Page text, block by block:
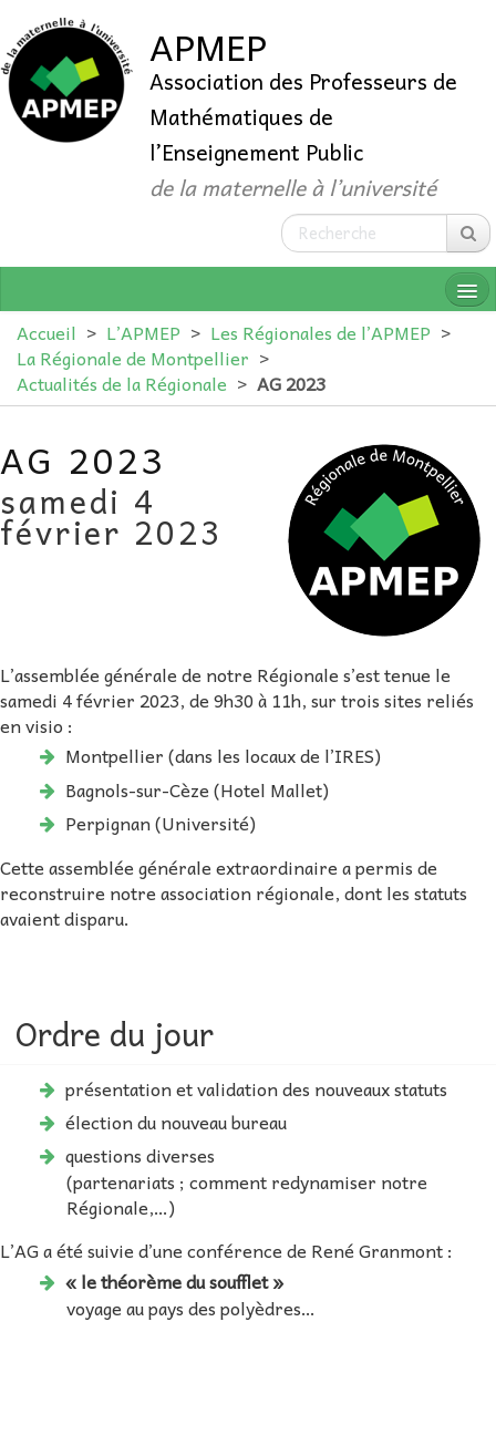
APMEP
Association des Professeurs de
Mathématiques de
l’Enseignement Public
de la maternelle à l’université
QUI SOMMES-NOUS ?
ADHÉRER
AU FIL DES MATHS
Accueil > L’APMEP > Les Régionales de l’APMEP >
La Régionale de Montpellier >
Actualités de la Régionale > AG 2023
AG 2023
samedi 4
février 2023
L’assemblée générale de notre Régionale s’est tenue le
samedi 4 février 2023, de 9h30 à 11h, sur trois sites reliés
en visio :
Montpellier (dans les locaux de l’IRES)
Bagnols-sur-Cèze (Hotel Mallet)
Perpignan (Université)
Cette assemblée générale extraordinaire a permis de
reconstruire notre association régionale, dont les statuts
avaient disparu.
Ordre du jour
présentation et validation des nouveaux statuts
élection du nouveau bureau
questions diverses
(partenariats ; comment redynamiser notre
Régionale,…)
L’AG a été suivie d’une conférence de René Granmont :
« le théorème du soufflet »
voyage au pays des polyèdres…